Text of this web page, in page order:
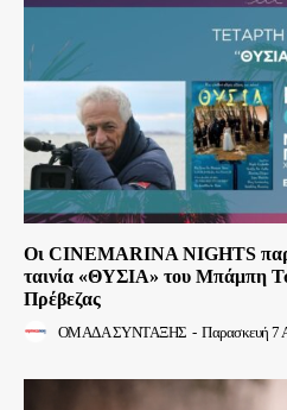
Οι CINEMARINA NIGHTS
ταινία «ΘΥΣΙΑ» του Μπάμπη
Πρέβεζας
ΟΜΑΔΑ ΣΥΝΤΑΞΗΣ - Παρασκευή 7